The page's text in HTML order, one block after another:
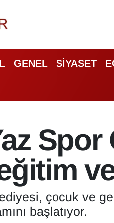
GENEL SİYASET
Spor
çocuk ve
başlatıyor.